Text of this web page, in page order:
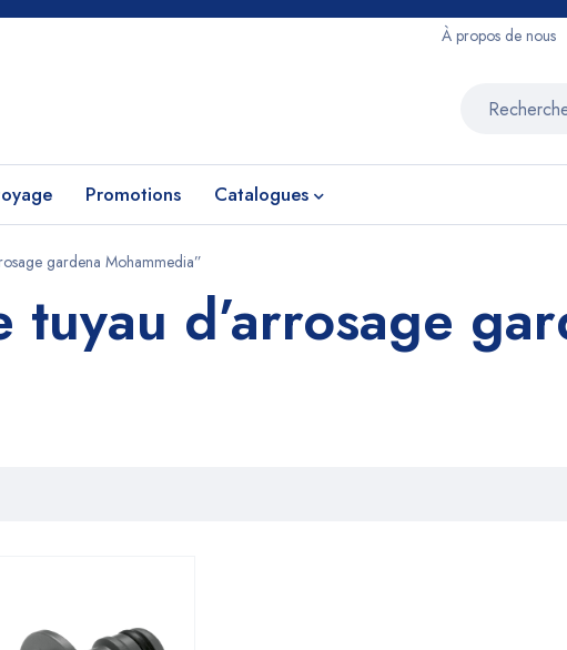
À propos de nous
Promotions Catalogues
gardena Mohammedia”
d’arrosage